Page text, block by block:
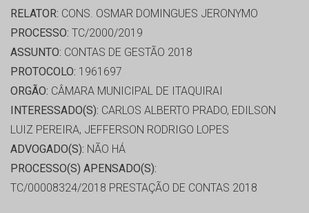
RELATOR: CONS. OSMAR DOMINGUES JERONYMO
PROCESSO: TC/2000/2019
ASSUNTO: CONTAS DE GESTÃO 2018
PROTOCOLO: 1961697
ORGÃO: CÂMARA MUNICIPAL DE ITAQUIRAI
INTERESSADO(S): CARLOS ALBERTO PRADO, EDILSON
LUIZ PEREIRA, JEFFERSON RODRIGO LOPES
ADVOGADO(S): NÃO HÁ
PROCESSO(S) APENSADO(S):
TC/00008324/2018 PRESTAÇÃO DE CONTAS 2018